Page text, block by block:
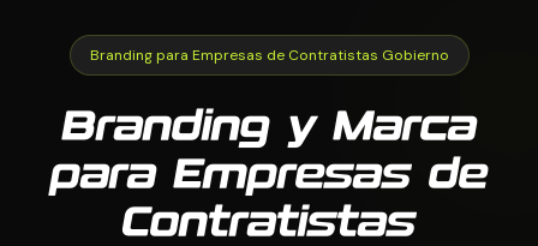
Branding para Empresas de Contratistas Gobierno
Branding y Marca
para Empresas de
Contratistas